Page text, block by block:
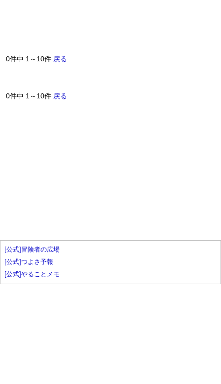
0件中 1～10件 戻る
0件中 1～10件 戻る
[公式]冒険者の広場
[公式]つよさ予報
[公式]やることメモ